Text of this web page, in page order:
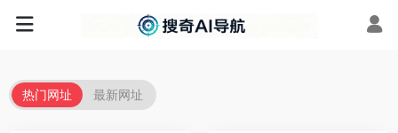
热门网址 最新网址